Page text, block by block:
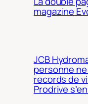
magazine
JCB
personne
records de
Prodrive